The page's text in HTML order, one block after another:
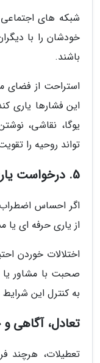
شبکه های
خودشان را با
باشند.
استراحت از فضای
این فشارها یاری
یوگا، نقاشی،
تواند روحیه را
5. درخواست یاری را از قلم نیاندازید
اگر احساس
از یاری حرفه ای یا
اختلالات خوردن
صحبت با مشاور
به کنترل این
تعادل، آگاهی
تعطیلات، هرچند